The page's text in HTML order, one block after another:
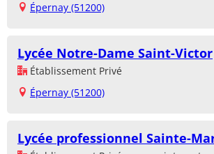
Épernay (51200)
Lycée Notre-Dame Saint-Victor
Établissement Privé
Épernay (51200)
Lycée professionnel Sainte-